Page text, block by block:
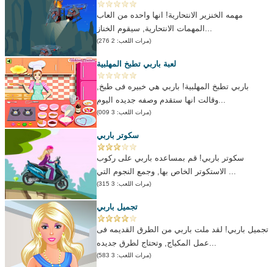
مهمه الخنزير الانتحارية! انها واحده من العاب
(مرات اللعب: 2 276)
لعبة باربي تطبخ المهلبية
باربي تطبخ المهلبية! باربي هي خبيره فى طبخ,
(مرات اللعب: 3 009)
سكوتر باربي
سكوتر باربي! قم بمساعده باربي على ركوب
(مرات اللعب: 3 315)
تجميل باربي
تجميل باربي! لقد ملت باربي من الطرق القديمه فى
(مرات اللعب: 3 583)